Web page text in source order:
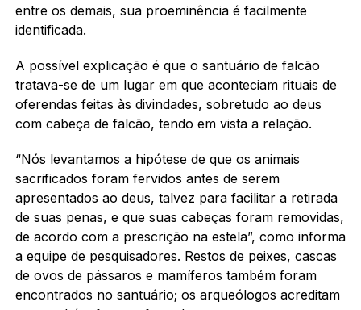
entre os demais, sua proeminência é facilmente
identificada.
A possível explicação é que o santuário de falcão
tratava-se de um lugar em que aconteciam rituais de
oferendas feitas às divindades, sobretudo ao deus
com cabeça de falcão, tendo em vista a relação.
“Nós levantamos a hipótese de que os animais
sacrificados foram fervidos antes de serem
apresentados ao deus, talvez para facilitar a retirada
de suas penas, e que suas cabeças foram removidas,
de acordo com a prescrição na estela”, como informa
a equipe de pesquisadores. Restos de peixes, cascas
de ovos de pássaros e mamíferos também foram
encontrados no santuário; os arqueólogos acreditam